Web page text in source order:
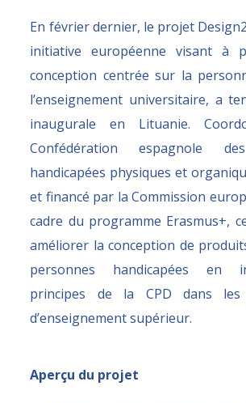
En février dernier, le projet
initiative européenne visant à
conception centrée sur la
l’enseignement universitaire, a
inaugurale en Lituanie.
Confédération espagnole
handicapées physiques et
et financé par la Commission
cadre du programme Erasmus+,
améliorer la conception de
personnes handicapées en
principes de la CPD dans les
d’enseignement supérieur.
Aperçu du projet